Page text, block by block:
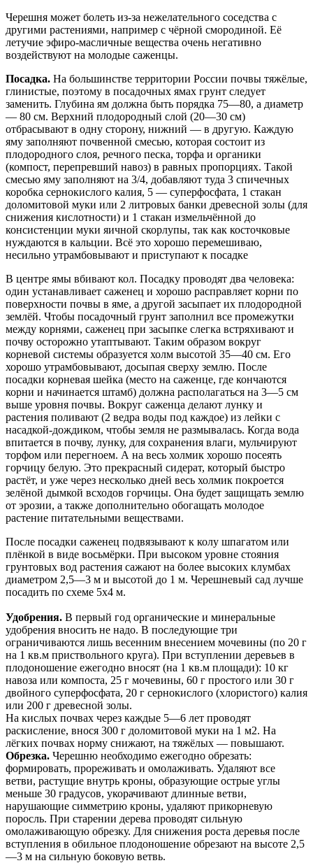
Черешня может болеть из-за нежелательного соседства с
другими растениями, например с чёрной смородиной. Её
летучие эфиро-масличные вещества очень негативно
воздействуют на молодые саженцы.
Посадка. На большинстве территории России почвы тяжёлые,
глинистые, поэтому в посадочных ямах грунт следует
заменить. Глубина ям должна быть порядка 75—80, а диаметр
— 80 см. Верхний плодородный слой (20—30 см)
отбрасывают в одну сторону, нижний — в другую. Каждую
яму заполняют почвенной смесью, которая состоит из
плодородного слоя, речного песка, торфа и органики
(компост, перепревший навоз) в равных пропорциях. Такой
смесью яму заполняют на 3/4, добавляют туда 3 спичечных
коробка сернокислого калия, 5 — суперфосфата, 1 стакан
доломитовой муки или 2 литровых банки древесной золы (для
снижения кислотности) и 1 стакан измельчённой до
консистенции муки яичной скорлупы, так как косточковые
нуждаются в кальции. Всё это хорошо перемешиваю,
несильно утрамбовывают и приступают к посадке
В центре ямы вбивают кол. Посадку проводят два человека:
один устанавливает саженец и хорошо расправляет корни по
поверхности почвы в яме, а другой засыпает их плодородной
землёй. Чтобы посадочный грунт заполнил все промежутки
между корнями, саженец при засыпке слегка встряхивают и
почву осторожно утаптывают. Таким образом вокруг
корневой системы образуется холм высотой 35—40 см. Его
хорошо утрамбовывают, досыпая сверху землю. После
посадки корневая шейка (место на саженце, где кончаются
корни и начинается штамб) должна располагаться на 3—5 см
выше уровня почвы. Вокруг саженца делают лунку и
растения поливают (2 ведра воды под каждое) из лейки с
насадкой-дождиком, чтобы земля не размывалась. Когда вода
впитается в почву, лунку, для сохранения влаги, мульчируют
торфом или перегноем. А на весь холмик хорошо посеять
горчицу белую. Это прекрасный сидерат, который быстро
растёт, и уже через несколько дней весь холмик покроется
зелёной дымкой всходов горчицы. Она будет защищать землю
от эрозии, а также дополнительно обогащать молодое
растение питательными веществами.
После посадки саженец подвязывают к колу шпагатом или
плёнкой в виде восьмёрки. При высоком уровне стояния
грунтовых вод растения сажают на более высоких клумбах
диаметром 2,5—3 м и высотой до 1 м. Черешневый сад лучше
посадить по схеме 5x4 м.
Удобрения. В первый год органические и минеральные
удобрения вносить не надо. В последующие три
ограничиваются лишь весенним внесением мочевины (по 20 г
на 1 кв.м приствольного круга). При вступлении деревьев в
плодоношение ежегодно вносят (на 1 кв.м площади): 10 кг
навоза или компоста, 25 г мочевины, 60 г простого или 30 г
двойного суперфосфата, 20 г сернокислого (хлористого) калия
или 200 г древесной золы.
На кислых почвах через каждые 5—6 лет проводят
раскисление, внося 300 г доломитовой муки на 1 м2. На
лёгких почвах норму снижают, на тяжёлых — повышают.
Обрезка. Черешню необходимо ежегодно обрезать:
формировать, прореживать и омолаживать. Удаляют все
ветви, растущие внутрь кроны, образующие острые углы
меньше 30 градусов, укорачивают длинные ветви,
нарушающие симметрию кроны, удаляют прикорневую
поросль. При старении дерева проводят сильную
омолаживающую обрезку. Для снижения роста деревья после
вступления в обильное плодоношение обрезают на высоте 2,5
—3 м на сильную боковую ветвь.